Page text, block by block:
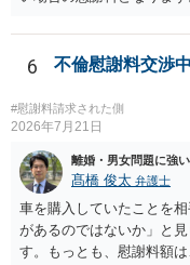
半額程度の支払を求める
を放棄する場合の慰謝料
とが多いです。 （相手夫
を放棄してもらうメリッ
る可能性について、慰謝
最後に、ご依頼になる場
り異なりますので、直接
る回答は以上ですが、可
近くの弁護士に直接相談
めることをおすすめいた
す。
6 不倫慰謝料交渉
#慰謝料請求された側
2026年7月21日
離婚・男女問題に強
髙橋 俊太 弁護士
車を購入していたことを
があるのではないか」と
す。もっとも、慰謝料額